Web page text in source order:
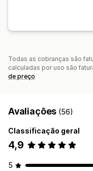
Todas as cobranças são
calculadas por uso são
de preço
Avaliações (56)
Classificação geral
4,9
5